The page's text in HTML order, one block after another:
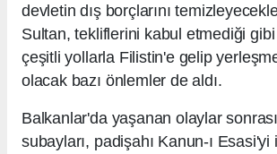
devletin dış borçlarını
Sultan, tekliflerini kabul etmediği
çeşitli yollarla Filistin'e gelip
olacak bazı önlemler de aldı.
Balkanlar'da yaşanan olaylar
subayları, padişahı Kanun-ı